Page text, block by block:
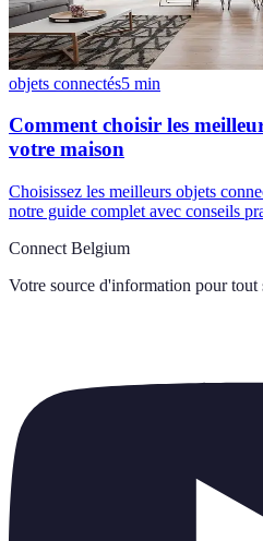
objets connectés5 min
Comment choisir les
votre maison
Choisissez les meilleurs objets
notre guide complet avec conseils
Connect Belgium
Votre source d'information pour tout